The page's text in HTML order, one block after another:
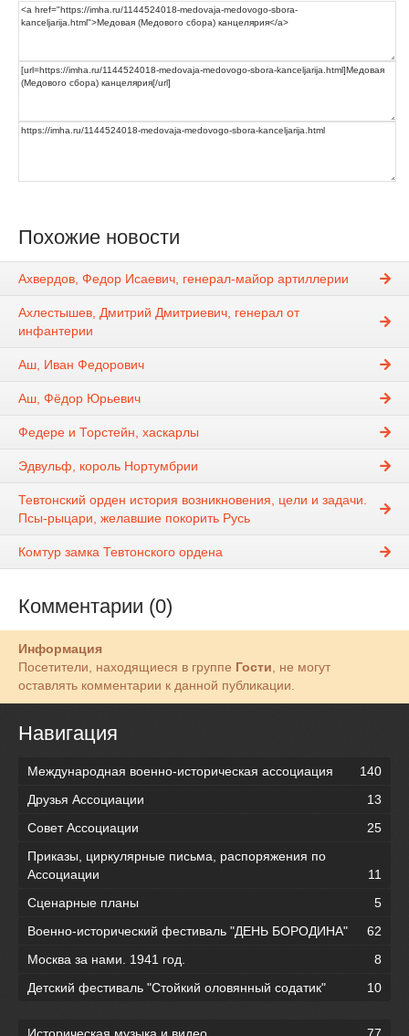
Похожие новости
Ахвердов, Федор Исаевич, генерал-майор артиллерии
Ахлестышев, Дмитрий Дмитриевич, генерал от
инфантерии
Аш, Иван Федорович
Аш, Фёдор Юрьевич
Федере и Торстейн, хаскарлы
Эдвульф, король Нортумбрии
Тевтонский орден история возникновения, цели и задачи.
Псы-рыцари, желавшие покорить Русь
Комтур замка Тевтонского ордена
Комментарии (0)
Информация
Посетители, находящиеся в группе Гости , не могут
оставлять комментарии к данной публикации.
Навигация
Международная военно-историческая ассоциация
140
Друзья Ассоциации
13
Совет Ассоциации
25
Приказы, циркулярные письма, распоряжения по
Ассоциации
11
Сценарные планы
5
Военно-исторический фестиваль "ДЕНЬ БОРОДИНА"
62
Москва за нами. 1941 год.
8
Детский фестиваль "Стойкий оловянный содатик"
10